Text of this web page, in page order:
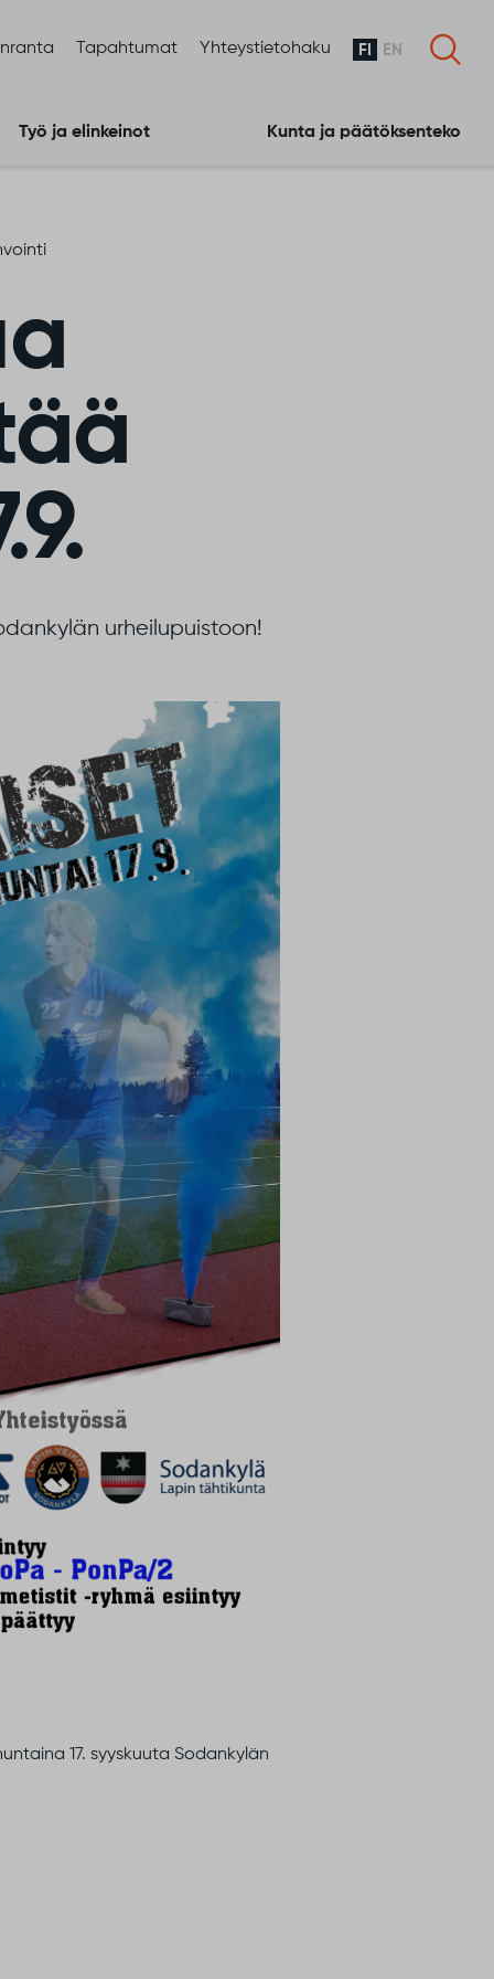
Tapahtumat Yhteystietohaku FI EN
Työ ja elinkeinot Kunta ja päätöksenteko
urheilupuistoon!
17. syyskuuta Sodankylän